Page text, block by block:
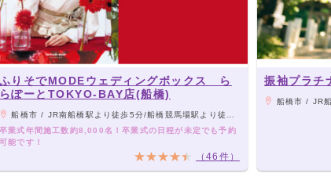
ふりそでMODEウェディングボックス ら
らぽーとTOKYO-BAY店(船橋)
船橋市 / JR南船橋駅より徒歩5分/船橋競馬場駅より徒歩15分
卒業式年間施工数約8,000名！卒業式の日程が未定でも予約
可能です！
（46件）
振袖プラチ
船橋市 / JR船